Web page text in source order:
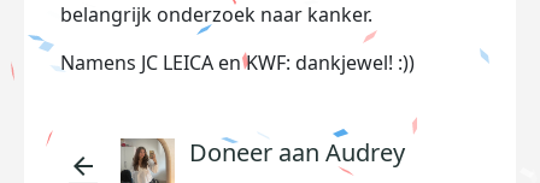
belangrijk onderzoek naar kanker.
Namens JC LEICA en KWF: dankjewel! :))
arrow_back Doneer aan Audrey